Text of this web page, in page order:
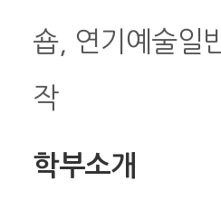
숍, 연기예술일
작
학부소개